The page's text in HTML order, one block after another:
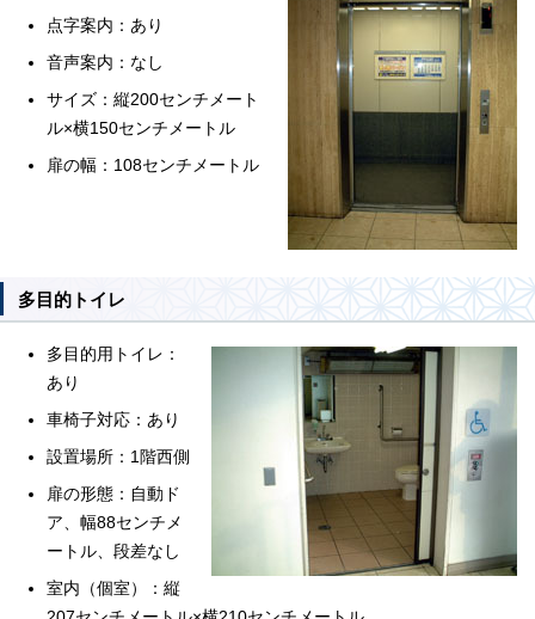
点字案内：あり
音声案内：なし
サイズ：縦200センチメート
ル×横150センチメートル
扉の幅：108センチメートル
多目的トイレ
多目的用トイレ：
あり
車椅子対応：あり
設置場所：1階西側
扉の形態：自動ド
ア、幅88センチメ
ートル、段差なし
室内（個室）：縦